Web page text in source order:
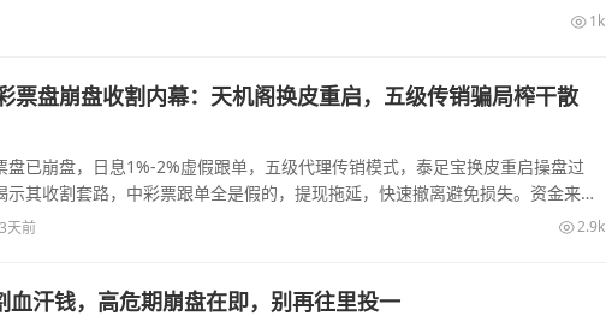
1k
票盘崩盘收割内幕：天机阁换皮重启，五级传销骗局榨干散
盘已崩盘，日息1%-2%虚假跟单，五级代理传销模式，泰足宝换皮重启操盘过
示其收割套路，中彩票跟单全是假的，提现拖延，快速撤离避免损失。资金来源
险...
3天前 2.9k
汗钱，高危期崩盘在即，别再往里投一